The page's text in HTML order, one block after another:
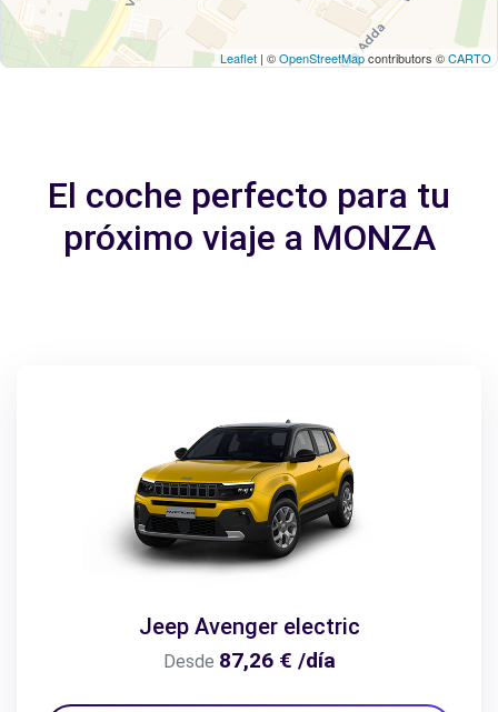
Leaflet | ©OpenStreetMapcontributors ©CARTO
El coche perfecto para tu
próximo viaje a MONZA
Jeep Avenger electric
Desde 87,26 € /día